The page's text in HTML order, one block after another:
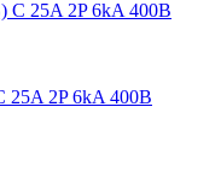
25A 2P 6kA 400В